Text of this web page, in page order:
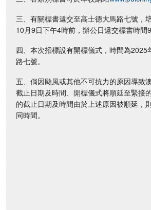
三、有關標書遞交至高士德大馬路七號，
10月9日下午4時前，辦公日遞交標書時間
四、本次招標設有開標儀式，時間為
路七號。
五、倘因颱風或其他不可抗力的原因導致
截止日期及時間、開標儀式將順延至緊接
的截止日期及時間由於上述原因被順延，
同時間。